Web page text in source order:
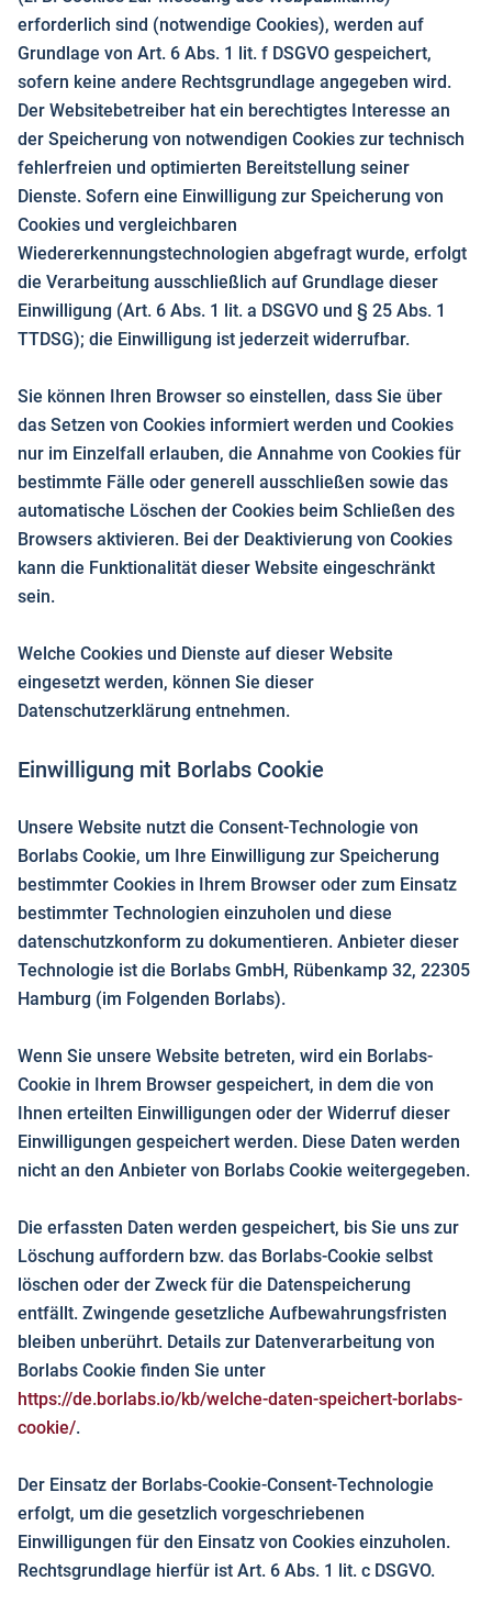
erforderlich sind (notwendige Cookies), werden auf
Grundlage von Art. 6 Abs. 1 lit. f DSGVO gespeichert,
sofern keine andere Rechtsgrundlage angegeben wird.
Der Websitebetreiber hat ein berechtigtes Interesse an
der Speicherung von notwendigen Cookies zur technisch
fehlerfreien und optimierten Bereitstellung seiner
Dienste. Sofern eine Einwilligung zur Speicherung von
Cookies und vergleichbaren
Wiedererkennungstechnologien abgefragt wurde, erfolgt
die Verarbeitung ausschließlich auf Grundlage dieser
Einwilligung (Art. 6 Abs. 1 lit. a DSGVO und § 25 Abs. 1
TTDSG); die Einwilligung ist jederzeit widerrufbar.
Sie können Ihren Browser so einstellen, dass Sie über
das Setzen von Cookies informiert werden und Cookies
nur im Einzelfall erlauben, die Annahme von Cookies für
bestimmte Fälle oder generell ausschließen sowie das
automatische Löschen der Cookies beim Schließen des
Browsers aktivieren. Bei der Deaktivierung von Cookies
kann die Funktionalität dieser Website eingeschränkt
sein.
Welche Cookies und Dienste auf dieser Website
eingesetzt werden, können Sie dieser
Datenschutzerklärung entnehmen.
Einwilligung mit Borlabs Cookie
Unsere Website nutzt die Consent-Technologie von
Borlabs Cookie, um Ihre Einwilligung zur Speicherung
bestimmter Cookies in Ihrem Browser oder zum Einsatz
bestimmter Technologien einzuholen und diese
datenschutzkonform zu dokumentieren. Anbieter dieser
Technologie ist die Borlabs GmbH, Rübenkamp 32, 22305
Hamburg (im Folgenden Borlabs).
Wenn Sie unsere Website betreten, wird ein Borlabs-
Cookie in Ihrem Browser gespeichert, in dem die von
Ihnen erteilten Einwilligungen oder der Widerruf dieser
Einwilligungen gespeichert werden. Diese Daten werden
nicht an den Anbieter von Borlabs Cookie weitergegeben.
Die erfassten Daten werden gespeichert, bis Sie uns zur
Löschung auffordern bzw. das Borlabs-Cookie selbst
löschen oder der Zweck für die Datenspeicherung
entfällt. Zwingende gesetzliche Aufbewahrungsfristen
bleiben unberührt. Details zur Datenverarbeitung von
Borlabs Cookie finden Sie unter
https://de.borlabs.io/kb/welche-daten-speichert-borlabs-
cookie/.
Der Einsatz der Borlabs-Cookie-Consent-Technologie
erfolgt, um die gesetzlich vorgeschriebenen
Einwilligungen für den Einsatz von Cookies einzuholen.
Rechtsgrundlage hierfür ist Art. 6 Abs. 1 lit. c DSGVO.